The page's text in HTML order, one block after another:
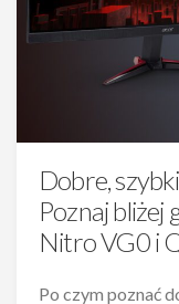
Dobre,
Poznaj
Nitro VG0 i
Po czym poznać